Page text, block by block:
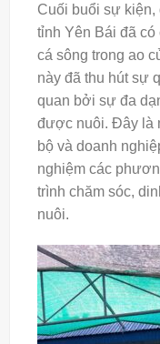
Cuối buổi sự kiện,
tỉnh Yên Bái đã
cá sông trong ao
này đã thu hút sự
quan bởi sự đa
được nuôi. Đây là
bộ và doanh
nghiệm các
trình chăm sóc,
nuôi.